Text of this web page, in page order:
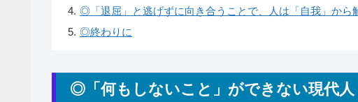
4. ◎「退屈」と逃げずに向き合うことで、人は「自我」から
5. ◎終わりに
◎「何もしないこと」ができない現代人